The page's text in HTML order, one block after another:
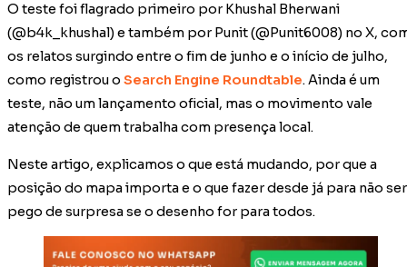
O teste foi flagrado primeiro por Khushal Bherwani
(@b4k_khushal) e também por Punit (@Punit6008) no X,
os relatos surgindo entre o fim de junho e o início de julho,
como registrou o Search Engine Roundtable. Ainda é um
teste, não um lançamento oficial, mas o movimento vale
atenção de quem trabalha com presença local.
Neste artigo, explicamos o que está mudando, por que a
posição do mapa importa e o que fazer desde já para não ser
pego de surpresa se o desenho for para todos.